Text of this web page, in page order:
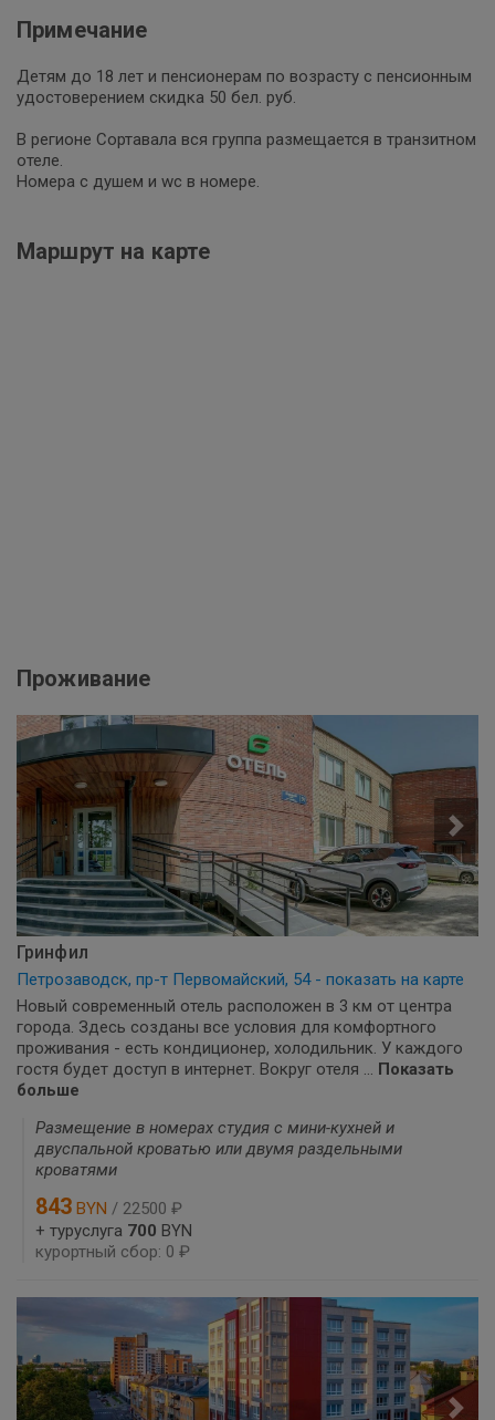
Примечание
Детям до 18 лет и пенсионерам по возрасту c пенсионным
удостоверением скидка 50 бел. руб.
В регионе Сортавала вся группа размещается в транзитном
отеле.
Номера с душем и wc в номере.
Маршрут на карте
Проживание
Гринфил
Петрозаводск, пр-т Первомайский, 54 - показать на карте
Новый современный отель расположен в 3 км от центра
города. Здесь созданы все условия для комфортного
проживания - есть кондиционер, холодильник. У каждого
гостя будет доступ в интернет. Вокруг отеля ... Показать
больше
Размещение в номерах студия с мини-кухней и
двуспальной кроватью или двумя раздельными
кроватями
843 BYN / 22500 ₽
+ туруслуга 700 BYN
курортный сбор: 0 ₽